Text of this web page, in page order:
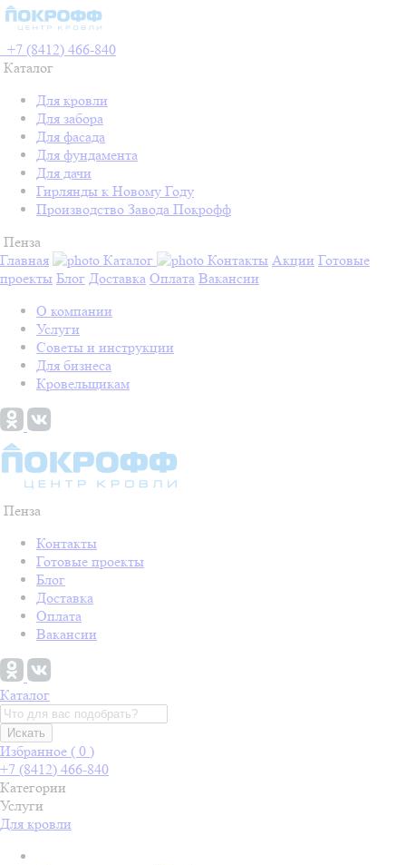
+7 (8412) 466-840
Каталог
Для кровли
Для забора
Для фасада
Для фундамента
Для дачи
Гирлянды к Новому Году
Производство Завода Покрофф
Пенза
Главная
Каталог Контакты Акции Готовые
проекты Блог Доставка Оплата Вакансии
О компании
Услуги
Советы и инструкции
Для бизнеса
Кровельщикам
Пенза
Контакты
Готовые проекты
Блог
Доставка
Оплата
Вакансии
Каталог
Искать
Избранное ( 0 )
+7 (8412) 466-840
Категории
Услуги
Для кровли